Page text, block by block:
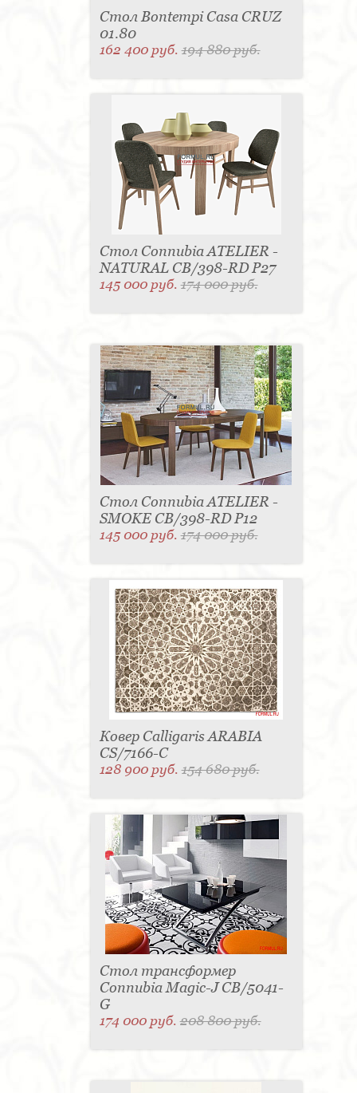
Стол Bontempi Casa CRUZ
01.80
162 400 руб.194 880 руб.
Стол Connubia ATELIER -
NATURAL CB/398-RD P27
145 000 руб.174 000 руб.
Стол Connubia ATELIER -
SMOKE CB/398-RD P12
145 000 руб.174 000 руб.
Ковер Calligaris ARABIA
CS/7166-C
128 900 руб.154 680 руб.
Стол трансформер
Connubia Magic-J CB/5041-
G
174 000 руб.208 800 руб.